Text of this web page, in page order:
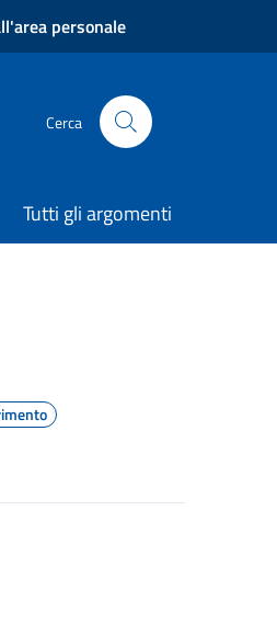
personale
Cerca
Tutti gli argomenti